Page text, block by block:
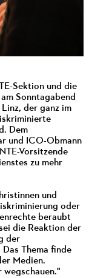
Sektion und die
Sonntagabend
der ganz im
Dem
und ICO-Obmann
Vorsitzende
zu mehr
und
oder
beraubt
die Reaktion der
der
Thema finde
Medien.